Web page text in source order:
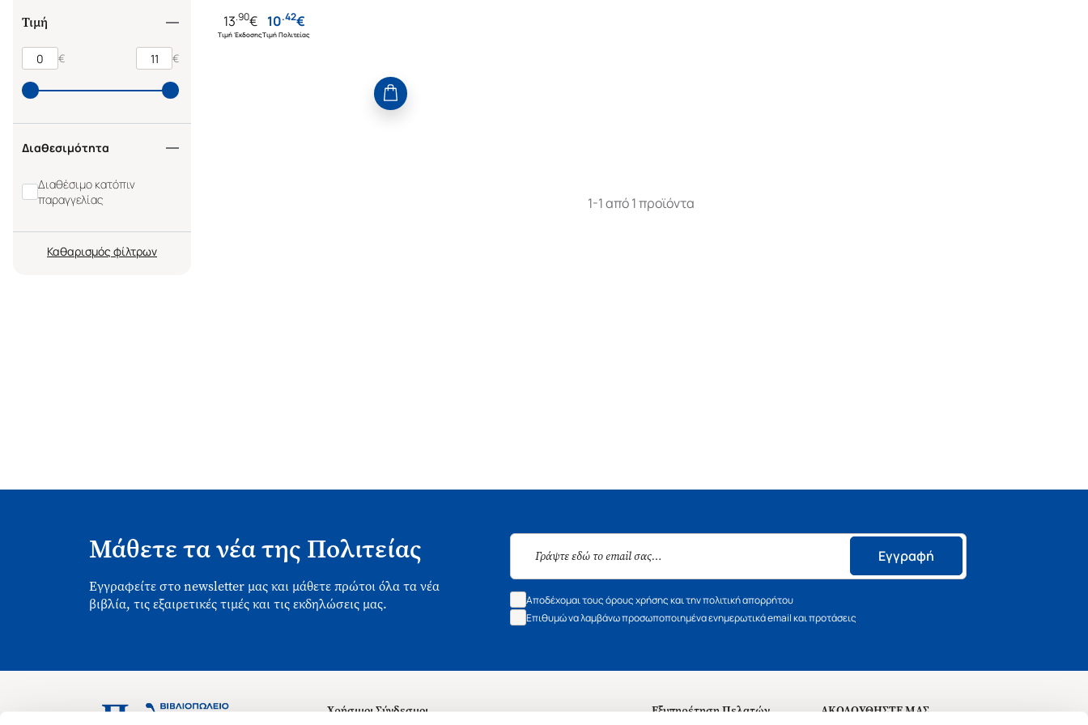
Τιμή
€ €
Διαθεσιμότητα
Διαθέσιμο κατόπιν
παραγγελίας
Καθαρισμός
13.90€
Τιμή Έκδοσης
10.42€
Τιμή Πολιτείας
1-1 από 1 προϊόντα
Μάθετε τα νέα της Πολιτείας
Εγγραφείτε στο newsletter μας και μάθετε πρώτοι όλα τα νέα
βιβλία, τις εξαιρετικές τιμές και τις εκδηλώσεις μας.
Εγγραφή
Αποδέχομαι τους όρους χρήσης και την πολιτική απορρήτου
Επιθυμώ να λαμβάνω προσωποποιημένα ενημερωτικά email και προτάσεις
Χρήσιμοι Σύνδεσμοι Εξυπηρέτηση Πελατών ΑΚΟΛΟΥΘΗΣΤΕ ΜΑΣ